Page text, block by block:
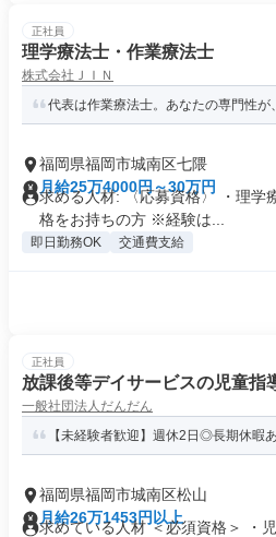
正社員
理学療法士・作業療法士
株式会社ＪＩＮ
代表は作業療法士。あなたの専門性が
福岡県福岡市城南区七隈
月給25万4000円～30万円
求める人材: 〈応募資格〉 ・理学
格をお持ちの方 ※経験は...
即日勤務OK 交通費支給
正社員
放課後等デイサービスの児童指
一般社団法人だんだん
【未経験者歓迎】週休2日◎長期休
福岡県福岡市城南区松山
月給26万1453円以上
求めている人材 ＜必須資格＞ ・